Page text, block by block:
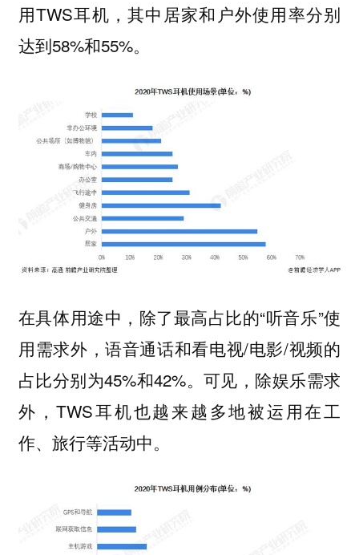
用TWS耳机，其中居家和户外使用率分别
达到58%和55%。
在具体用途中，除了最高占比的“听音乐”使
用需求外，语音通话和看电视/电影/视频的
占比分别为45%和42%。可见，除娱乐需求
外，TWS耳机也越来越多地被运用在工
作、旅行等活动中。